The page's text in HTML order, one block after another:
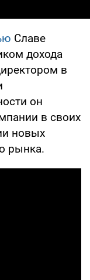
Славе
дохода
в
он
в своих
новых
рынка.